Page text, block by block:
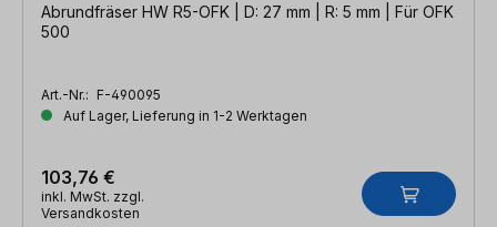
Abrundfräser HW R5-OFK | D: 27 mm | R: 5 mm | Für OFK
500
Art.-Nr.: F-490095
Auf Lager, Lieferung in 1-2 Werktagen
103,76 €
inkl. MwSt. zzgl.
Versandkosten